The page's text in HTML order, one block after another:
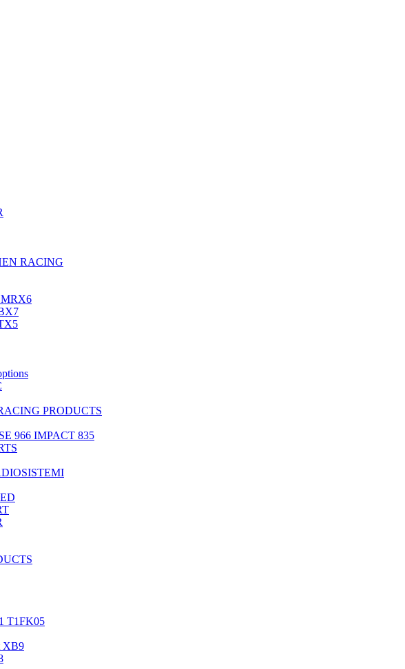
RACING
PRODUCTS
966 IMPACT 835
T1FK05
XB9